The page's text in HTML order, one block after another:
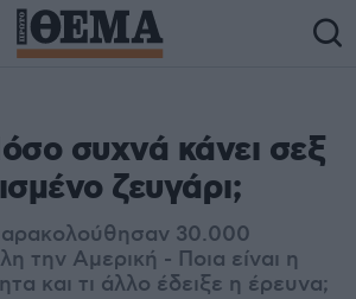
συχνά κάνει σεξ
ζευγάρι;
30.000
την Αμερική - Ποια είναι η
και τι άλλο έδειξε η έρευνα;